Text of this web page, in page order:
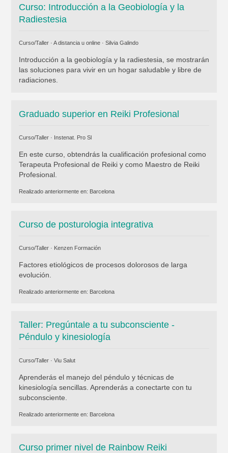
Curso: Introducción a la Geobiología y la
Radiestesia
Curso/Taller · A distancia u online · Silvia Galindo
Introducción a la geobiología y la radiestesia, se mostrarán
las soluciones para vivir en un hogar saludable y libre de
radiaciones.
Graduado superior en Reiki Profesional
Curso/Taller · Instenat. Pro Sl
En este curso, obtendrás la cualificación profesional como
Terapeuta Profesional de Reiki y como Maestro de Reiki
Profesional.
Realizado anteriormente en: Barcelona
Curso de posturologia integrativa
Curso/Taller · Kenzen Formación
Factores etiológicos de procesos dolorosos de larga
evolución.
Realizado anteriormente en: Barcelona
Taller: Pregúntale a tu subconsciente -
Péndulo y kinesiología
Curso/Taller · Viu Salut
Aprenderás el manejo del péndulo y técnicas de
kinesiología sencillas. Aprenderás a conectarte con tu
subconsciente.
Realizado anteriormente en: Barcelona
Curso primer nivel de Rainbow Reiki